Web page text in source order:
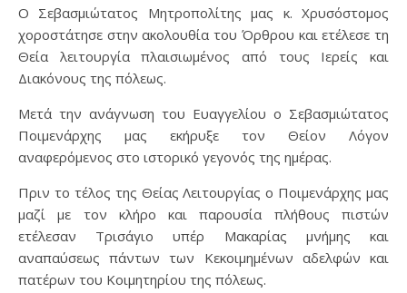
Ο Σεβασμιώτατος Μητροπολίτης μας κ. Χρυσόστομος
χοροστάτησε στην ακολουθία του Όρθρου και ετέλεσε τη
Θεία λειτουργία πλαισιωμένος από τους Ιερείς και
Διακόνους της πόλεως.
Μετά την ανάγνωση του Ευαγγελίου ο Σεβασμιώτατος
Ποιμενάρχης μας εκήρυξε τον Θείον Λόγον
αναφερόμενος στο ιστορικό γεγονός της ημέρας.
Πριν το τέλος της Θείας Λειτουργίας ο Ποιμενάρχης μας
μαζί με τον κλήρο και παρουσία πλήθους πιστών
ετέλεσαν Τρισάγιο υπέρ Μακαρίας μνήμης και
αναπαύσεως πάντων των Κεκοιμημένων αδελφών και
πατέρων του Κοιμητηρίου της πόλεως.